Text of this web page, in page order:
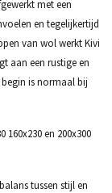
met een
en tegelijkertijd
van wol werkt Kivi
aan een rustige en
is normaal bij
160x230 en 200x300
tussen stijl en